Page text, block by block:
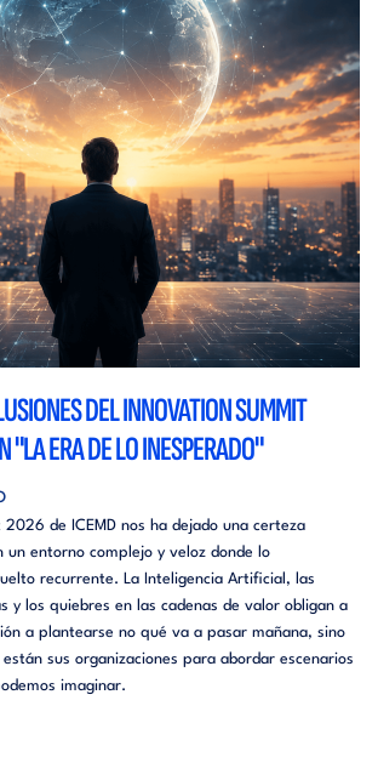
DEL INNOVATION SUMMIT
"LA ERA DE LO INESPERADO"
2026 de ICEMD nos ha dejado una certeza
un entorno complejo y veloz donde lo
recurrente. La Inteligencia Artificial, las
y los quiebres en las cadenas de valor obligan a
a plantearse no qué va a pasar mañana, sino
sus organizaciones para abordar escenarios
imaginar.